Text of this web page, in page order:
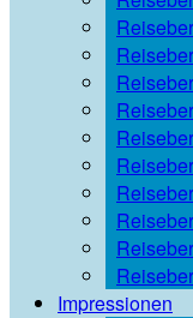
Impressionen